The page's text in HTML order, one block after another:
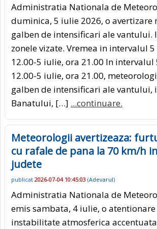
Administratia Nationala de
duminica, 5 iulie 2026, o avertizare
galben de intensificari ale vantului.
zonele vizate. Vremea in intervalul
12.00-5 iulie, ora 21.00 In intervalul
12.00-5 iulie, ora 21.00,
galben de intensificari ale vantului,
Banatului, […] ...continuare.
Meteorologii avertizeaza:
cu rafale de pana la 70 km/h
judete
publicat 2026-07-04 10:45:03 (Adevarul)
Administratia Nationala de
emis sambata, 4 iulie, o
instabilitate atmosferica